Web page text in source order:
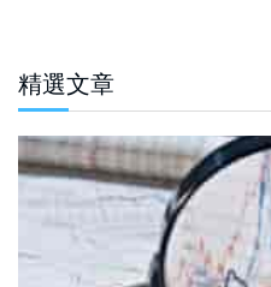
精選文章